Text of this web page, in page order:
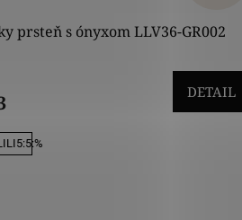
prsteň s ónyxom LLV36-GR002
DETAIL